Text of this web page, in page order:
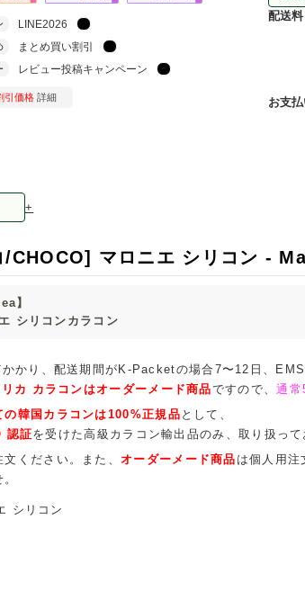
LINE2026
まとめ買い割引
レビュー投稿キャンペーン
引価格詳細
配送料
お支
+
/CHOCO] マロニエ シリコン -
】
シリコンカラコン
かり、配送期間がK-Packetの場合7〜12日、
カ カラコンはオーダーメード商品ですので、通常
の韓国カラコンは100%正規品 として、
認証を受けた高級カラコン輸出品のみ、取り扱っ
ください。また、 オーダーメード商品 は個人用注